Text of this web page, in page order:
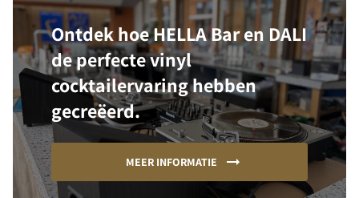
Ontdek hoe HELLA Bar en DALI
de perfecte vinyl
cocktailervaring hebben
gecreëerd.
MEER INFORMATIE